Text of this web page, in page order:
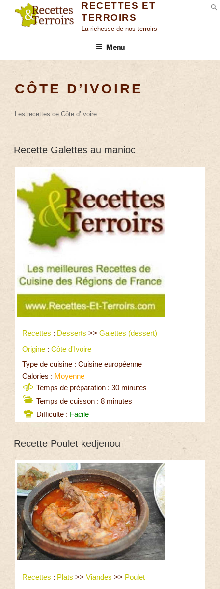
RECETTES ET
TERROIRS
La richesse de nos terroirs
Menu
CÔTE D’IVOIRE
Les recettes de Côte d’Ivoire
Recette Galettes au manioc
Recettes : Desserts >> Galettes (dessert)
Origine : Côte d'Ivoire
Type de cuisine : Cuisine européenne
Calories : Moyenne
Temps de préparation : 30 minutes
Temps de cuisson : 8 minutes
Difficulté : Facile
Recette Poulet kedjenou
Recettes : Plats >> Viandes >> Poulet